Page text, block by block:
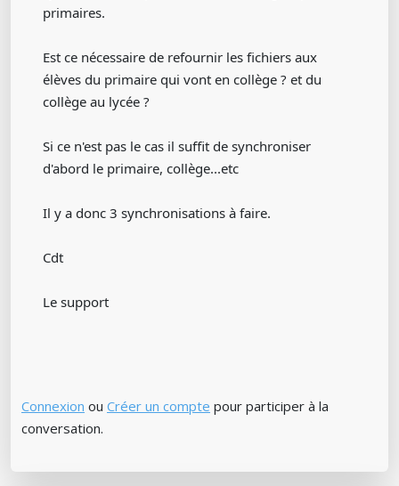
primaires.
Est ce nécessaire de refournir les fichiers aux
élèves du primaire qui vont en collège ? et du
collège au lycée ?
Si ce n'est pas le cas il suffit de synchroniser
d'abord le primaire, collège...etc
Il y a donc 3 synchronisations à faire.
Cdt
Le support
Connexion ou Créer un compte pour participer à la
conversation.